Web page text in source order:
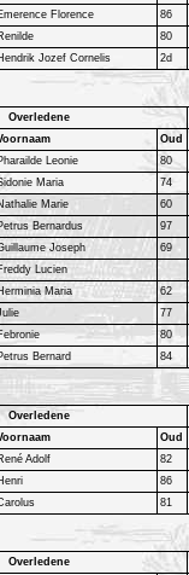
Florence 86
80
Jozef Cornelis 2d
Overledene
Oud
Leonie 80
Maria 74
Marie 60
Bernardus 97
Joseph 69
Lucien
Maria 62
77
80
Bernard 84
Overledene
Oud
Adolf 82
86
81
Overledene